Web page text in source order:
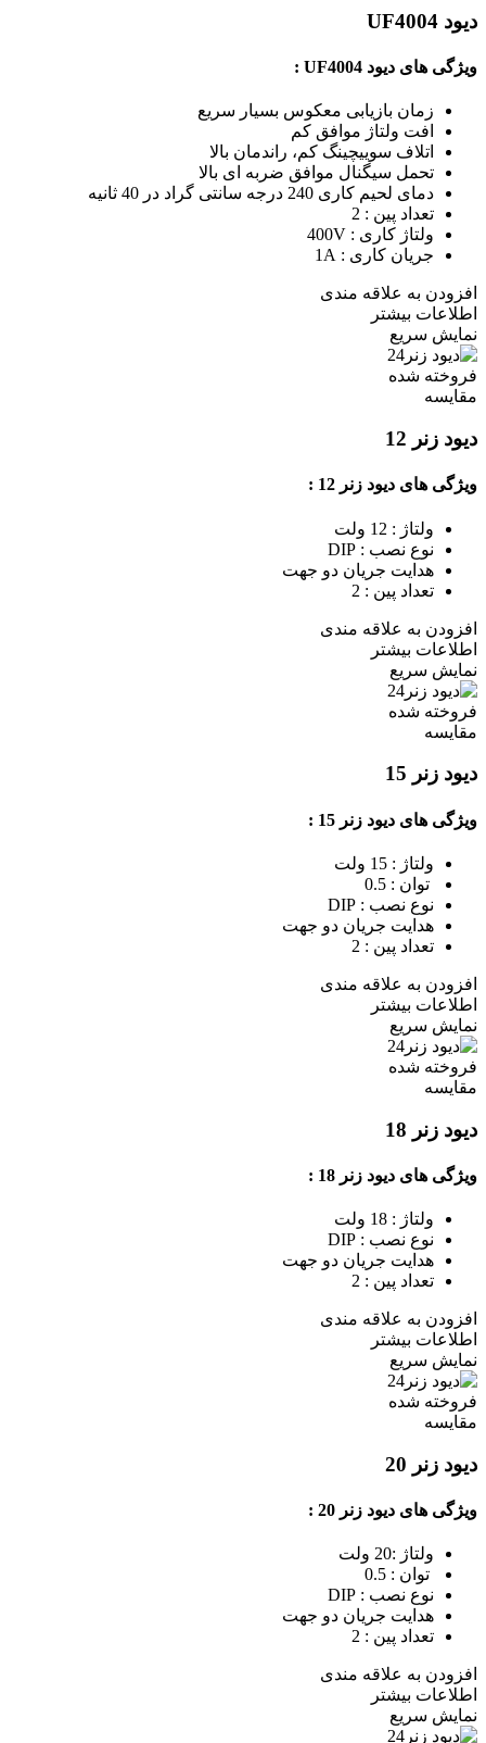
دیود UF4004
ویژگی های دیود UF4004 :
زمان بازیابی معکوس بسیار سریع
افت ولتاژ موافق کم
اتلاف سوییچینگ کم، راندمان بالا
تحمل سیگنال موافق ضربه ای بالا
دمای لحیم کاری 240 درجه سانتی گراد در 40 ثانیه
تعداد پین : 2
ولتاژ کاری : 400V
جریان کاری : 1A
افزودن به علاقه مندی
اطلاعات بیشتر
نمایش سریع
فروخته شده
مقايسه
دیود زنر 12
ویژگی های دیود زنر 12 :
ولتاژ : 12 ولت
نوع نصب : DIP
هدایت جریان دو جهت
تعداد پین : 2
افزودن به علاقه مندی
اطلاعات بیشتر
نمایش سریع
فروخته شده
مقايسه
دیود زنر 15
ویژگی های دیود زنر 15 :
ولتاژ : 15 ولت
توان : 0.5
نوع نصب : DIP
هدایت جریان دو جهت
تعداد پین : 2
افزودن به علاقه مندی
اطلاعات بیشتر
نمایش سریع
فروخته شده
مقايسه
دیود زنر 18
ویژگی های دیود زنر 18 :
ولتاژ : 18 ولت
نوع نصب : DIP
هدایت جریان دو جهت
تعداد پین : 2
افزودن به علاقه مندی
اطلاعات بیشتر
نمایش سریع
فروخته شده
مقايسه
دیود زنر 20
ویژگی های دیود زنر 20 :
ولتاژ :20 ولت
توان : 0.5
نوع نصب : DIP
هدایت جریان دو جهت
تعداد پین : 2
افزودن به علاقه مندی
اطلاعات بیشتر
نمایش سریع